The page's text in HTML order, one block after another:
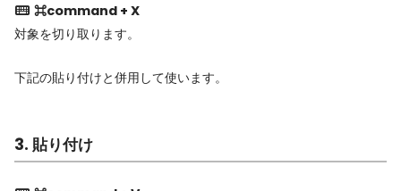
⌘command + X
対象を切り取ります。
下記の貼り付けと併用して使います。
3. 貼り付け